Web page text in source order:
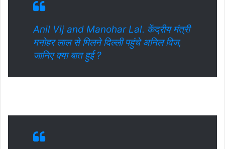
Anil Vij and Manohar Lal. केंद्रीय मंत्री
मनोहर लाल से मिलने दिल्ली पहुंचे अनिल विज,
जानिए क्या बात हुई ?